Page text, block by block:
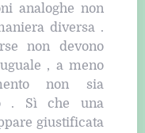
analoghe non
diversa .
non devono
, a meno
non sia
. Sì che una
giustificata